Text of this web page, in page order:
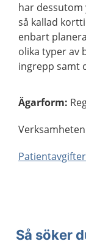
har
så kallad
enbart
olika typer av
ingrepp samt
Ägarform:
Så söker